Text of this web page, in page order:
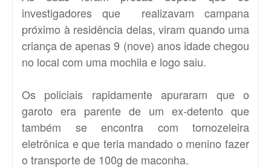
investigadores que realizavam campana
próximo à residência delas, viram quando uma
criança de apenas 9 (nove) anos idade chegou
no local com uma mochila e logo saiu.
Os policiais rapidamente apuraram que o
garoto era parente de um ex-detento que
também se encontra com tornozeleira
eletrônica e que teria mandado o menino fazer
o transporte de 100g de maconha.